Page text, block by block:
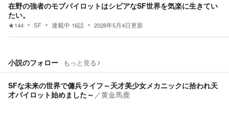
在野の強者のモブパイロットはシビアなSF世界を気楽に生きてい
たい。
★144 SF 連載中 16話 2026年5月4日更新
小説のフォロー もっと見る
SFな未来の世界で傭兵ライフ～天才美少女メカニックに拾われ天
才パイロット始めました～ ／黄金馬鹿